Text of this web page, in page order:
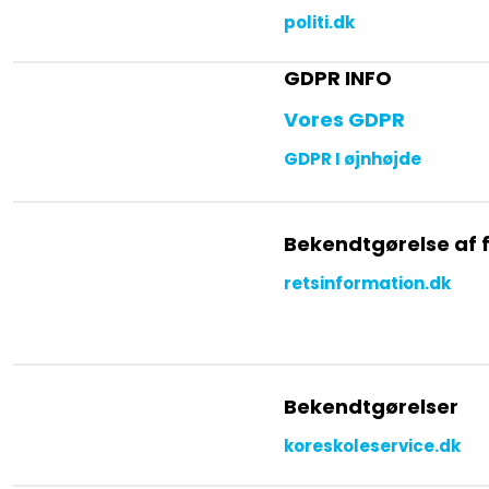
politi.dk
GDPR INFO
Vores GDPR
GDPR I øjnhøjde
Bekendtgørelse
retsinformation.dk
Bekendtgørelser​
koreskoleservice.dk